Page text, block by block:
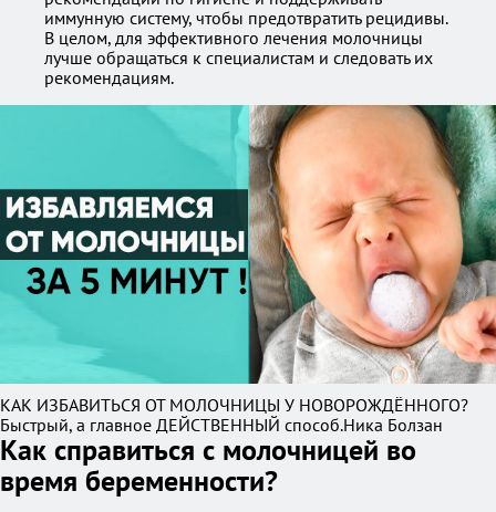
иммунную систему, чтобы предотвратить рецидивы.
В целом, для эффективного лечения молочницы
лучше обращаться к специалистам и следовать их
рекомендациям.
КАК ИЗБАВИТЬСЯ ОТ МОЛОЧНИЦЫ У НОВОРОЖДЁННОГО?
Быстрый, а главное ДЕЙСТВЕННЫЙ способ.Ника Болзан
Как справиться с молочницей во
время беременности?